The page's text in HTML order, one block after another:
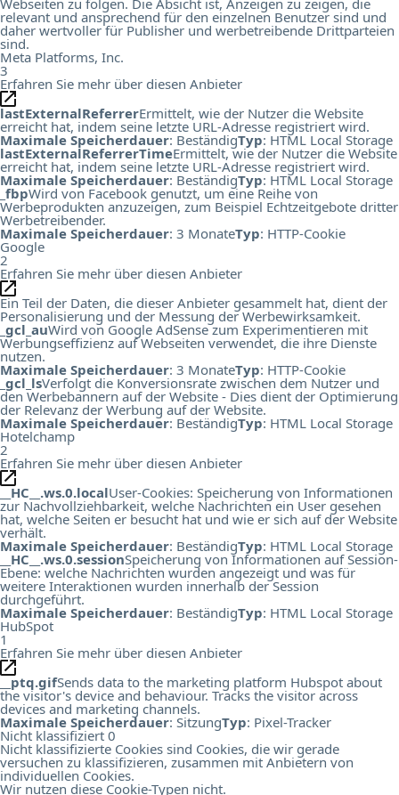
relevant und ansprechend für den einzelnen Benutzer sind und
daher wertvoller für Publisher und werbetreibende Drittparteien
sind.
Meta Platforms, Inc.
3
Erfahren Sie mehr über diesen Anbieter
lastExternalReferrerErmittelt, wie der Nutzer die Website
erreicht hat, indem seine letzte URL-Adresse registriert wird.
Maximale Speicherdauer: BeständigTyp: HTML Local Storage
lastExternalReferrerTimeErmittelt, wie der Nutzer die Website
erreicht hat, indem seine letzte URL-Adresse registriert wird.
Maximale Speicherdauer: BeständigTyp: HTML Local Storage
_fbpWird von Facebook genutzt, um eine Reihe von
Werbeprodukten anzuzeigen, zum Beispiel Echtzeitgebote dritter
Werbetreibender.
Maximale Speicherdauer: 3 MonateTyp: HTTP-Cookie
Google
2
Erfahren Sie mehr über diesen Anbieter
Ein Teil der Daten, die dieser Anbieter gesammelt hat, dient der
Personalisierung und der Messung der Werbewirksamkeit.
_gcl_auWird von Google AdSense zum Experimentieren mit
Werbungseffizienz auf Webseiten verwendet, die ihre Dienste
nutzen.
Maximale Speicherdauer: 3 MonateTyp: HTTP-Cookie
_gcl_lsVerfolgt die Konversionsrate zwischen dem Nutzer und
den Werbebannern auf der Website - Dies dient der Optimierung
der Relevanz der Werbung auf der Website.
Maximale Speicherdauer: BeständigTyp: HTML Local Storage
Hotelchamp
2
Erfahren Sie mehr über diesen Anbieter
__HC__.ws.0.localUser-Cookies: Speicherung von Informationen
zur Nachvollziehbarkeit, welche Nachrichten ein User gesehen
hat, welche Seiten er besucht hat und wie er sich auf der Website
verhält.
Maximale Speicherdauer: BeständigTyp: HTML Local Storage
__HC__.ws.0.sessionSpeicherung von Informationen auf Session-
Ebene: welche Nachrichten wurden angezeigt und was für
weitere Interaktionen wurden innerhalb der Session
durchgeführt.
Maximale Speicherdauer: BeständigTyp: HTML Local Storage
HubSpot
1
Erfahren Sie mehr über diesen Anbieter
__ptq.gifSends data to the marketing platform Hubspot about
the visitor's device and behaviour. Tracks the visitor across
devices and marketing channels.
Maximale Speicherdauer: SitzungTyp: Pixel-Tracker
Nicht klassifiziert 0
Nicht klassifizierte Cookies sind Cookies, die wir gerade
versuchen zu klassifizieren, zusammen mit Anbietern von
individuellen Cookies.
Wir nutzen diese Cookie-Typen nicht.